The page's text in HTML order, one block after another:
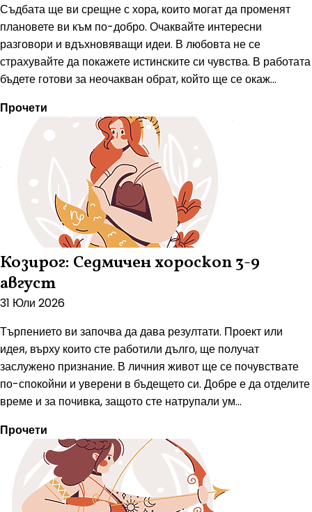
Съдбата ще ви срещне с хора, които могат да променят
плановете ви към по-добро. Очаквайте интересни
разговори и вдъхновяващи идеи. В любовта не се
страхувайте да покажете истинските си чувства. В работата
бъдете готови за неочакван обрат, който ще се окаж...
Прочети
Козирог: Седмичен хороскоп 3-9
август
31 Юли 2026
Търпението ви започва да дава резултати. Проект или
идея, върху които сте работили дълго, ще получат
заслужено признание. В личния живот ще се почувствате
по-спокойни и уверени в бъдещето си. Добре е да отделите
време и за почивка, защото сте натрупали ум...
Прочети